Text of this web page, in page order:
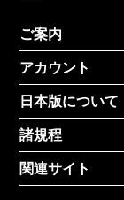
ご案内
アカウント
日本版について
諸規程
関連サイト